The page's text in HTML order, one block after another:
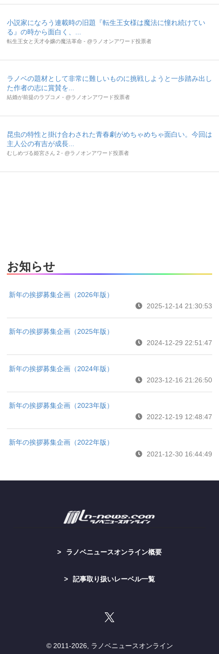
小説家になろう連載時の旧題『転生王女様は魔法に憧れ続けてい
る』の時から面白く、...
転生王女と天才令嬢の魔法革命 - @ラノオンアワード投票者
ラノベの題材として非常に難しいものに挑戦しようと一歩踏み出し
た作者の志に賞賛を...
結婚が前提のラブコメ - @ラノオンアワード投票者
昆虫の特性と掛け合わされた青春劇がめちゃめちゃ面白い。今回は
主人公の有吉が成長...
むしめづる姫宮さん 2 - @ラノオンアワード投票者
お知らせ
新年の挨拶募集企画（2026年版）
2025-12-14 21:30:53
新年の挨拶募集企画（2025年版）
2024-12-29 22:51:47
新年の挨拶募集企画（2024年版）
2023-12-16 21:26:50
新年の挨拶募集企画（2023年版）
2022-12-19 12:48:47
新年の挨拶募集企画（2022年版）
2021-12-30 16:44:49
ラノベニュースオンライン概要
記事取り扱いレーベル一覧
© 2011-2026, ラノベニュースオンライン